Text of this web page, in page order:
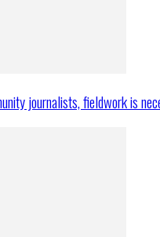
journalists, fieldwork is